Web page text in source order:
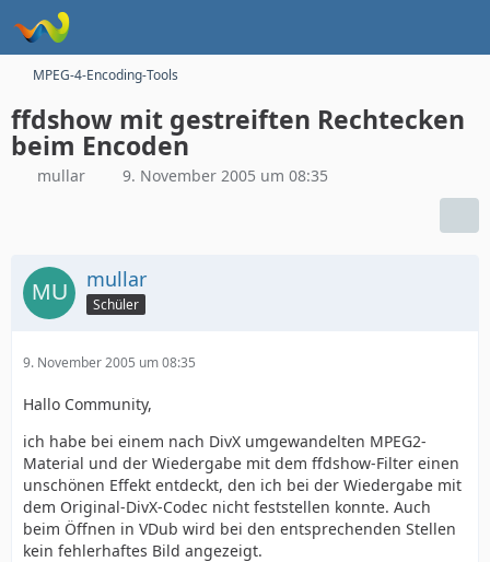
MPEG-4-Encoding-Tools
ffdshow mit gestreiften Rechtecken
beim Encoden
mullar 9. November 2005 um 08:35
mullar
Schüler
9. November 2005 um 08:35
Hallo Community,
ich habe bei einem nach DivX umgewandelten MPEG2-
Material und der Wiedergabe mit dem ffdshow-Filter einen
unschönen Effekt entdeckt, den ich bei der Wiedergabe mit
dem Original-DivX-Codec nicht feststellen konnte. Auch
beim Öffnen in VDub wird bei den entsprechenden Stellen
kein fehlerhaftes Bild angezeigt.